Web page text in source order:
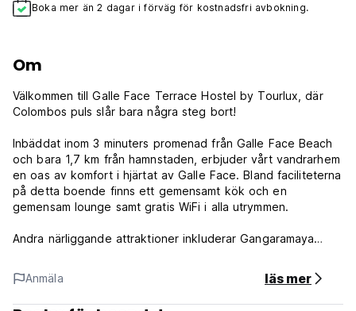
Boka mer än 2 dagar i förväg för kostnadsfri avbokning.
Om
Välkommen till Galle Face Terrace Hostel by Tourlux, där
Colombos puls slår bara några steg bort!
Inbäddat inom 3 minuters promenad från Galle Face Beach
och bara 1,7 km från hamnstaden, erbjuder vårt vandrarhem
en oas av komfort i hjärtat av Galle Face. Bland faciliteterna
på detta boende finns ett gemensamt kök och en
gemensam lounge samt gratis WiFi i alla utrymmen.
Andra närliggande attraktioner inkluderar Gangaramaya
One Galle Face Shopping Mall, alla inom räckhåll.
Allmänna Villkor:
Anmäla läs mer